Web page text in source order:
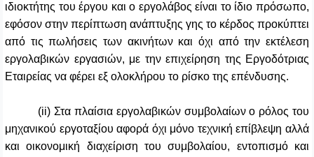
ιδιοκτήτης του έργου και ο εργολάβος είναι το ίδιο πρόσωπο,
εφόσον στην περίπτωση ανάπτυξης γης το κέρδος προκύπτει
από τις πωλήσεις των ακινήτων και όχι από την εκτέλεση
εργολαβικών εργασιών, με την επιχείρηση της Εργοδότριας
Εταιρείας να φέρει εξ ολοκλήρου το ρίσκο της επένδυσης.
(ii) Στα πλαίσια εργολαβικών συμβολαίων ο ρόλος του
μηχανικού εργοταξίου αφορά όχι μόνο τεχνική επίβλεψη αλλά
και οικονομική διαχείριση του συμβολαίου, εντοπισμό και